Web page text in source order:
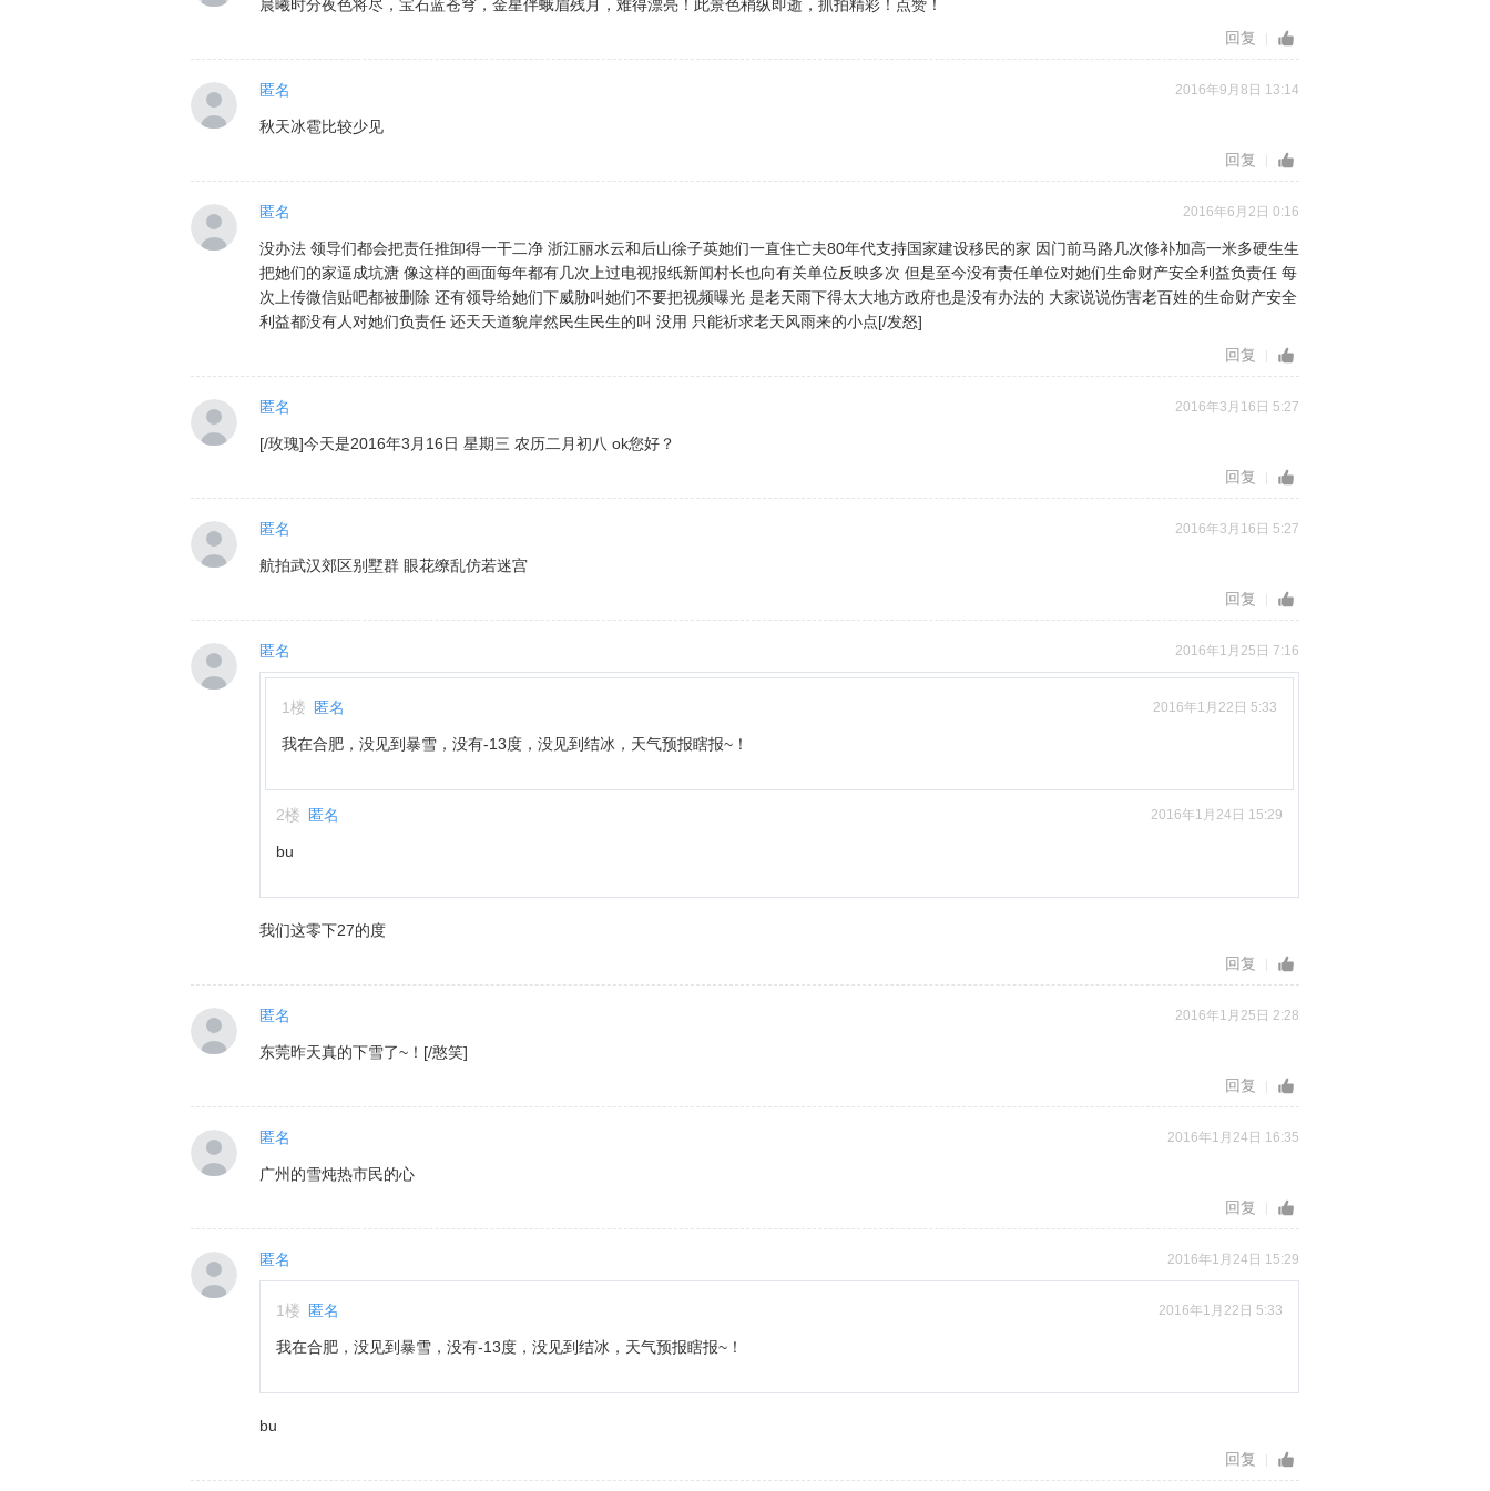
晨曦时分夜色将尽，宝石蓝苍穹，金星伴蛾眉残月，难得漂亮！此景色稍纵即逝，抓拍精彩！点赞！
回复
2016年9月8日 13:14
匿名
秋天冰雹比较少见
回复
2016年6月2日 0:16
匿名
没办法 领导们都会把责任推卸得一干二净 浙江丽水云和后山徐子英她们一直住亡夫80年代支持国家建设移民的家 因门前马路几次修补加高一米多硬生生
把她们的家逼成坑溏 像这样的画面每年都有几次上过电视报纸新闻村长也向有关单位反映多次 但是至今没有责任单位对她们生命财产安全利益负责任 每
次上传微信贴吧都被删除 还有领导给她们下威胁叫她们不要把视频曝光 是老天雨下得太大地方政府也是没有办法的 大家说说伤害老百姓的生命财产安全
利益都没有人对她们负责任 还天天道貌岸然民生民生的叫 没用 只能祈求老天风雨来的小点[/发怒]
回复
2016年3月16日 5:27
匿名
[/玫瑰]今天是2016年3月16日 星期三 农历二月初八 ok您好？
回复
2016年3月16日 5:27
匿名
航拍武汉郊区别墅群 眼花缭乱仿若迷宫
回复
2016年1月25日 7:16
匿名
2016年1月22日 5:33
1楼 匿名
我在合肥，没见到暴雪，没有-13度，没见到结冰，天气预报瞎报~！
2016年1月24日 15:29
2楼 匿名
bu
我们这零下27的度
回复
2016年1月25日 2:28
匿名
东莞昨天真的下雪了~！[/憨笑]
回复
2016年1月24日 16:35
匿名
广州的雪炖热市民的心
回复
2016年1月24日 15:29
匿名
2016年1月22日 5:33
1楼 匿名
我在合肥，没见到暴雪，没有-13度，没见到结冰，天气预报瞎报~！
bu
回复